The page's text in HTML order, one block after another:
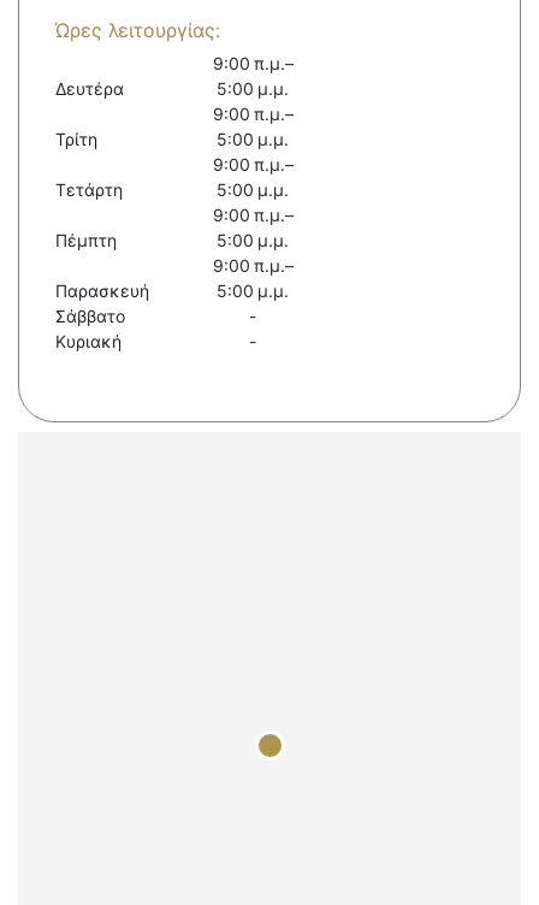
Ώρες λειτουργίας:
Δευτέρα
9:00 π.μ.–
5:00 μ.μ.
Τρίτη
9:00 π.μ.–
5:00 μ.μ.
Τετάρτη
9:00 π.μ.–
5:00 μ.μ.
Πέμπτη
9:00 π.μ.–
5:00 μ.μ.
Παρασκευή
9:00 π.μ.–
5:00 μ.μ.
Σάββατο
-
Κυριακή
-